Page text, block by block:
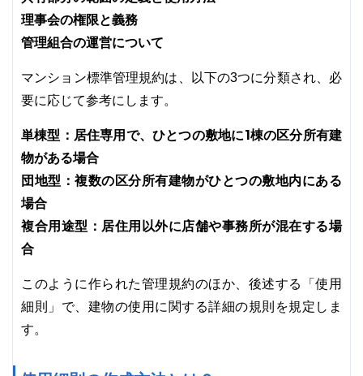
理事会の権限と義務
管理組合の運営について
マンション標準管理規約は、以下の3つに分類され、必
要に応じて参考にします。
単棟型：居住専用で、ひとつの敷地に1棟の区分所有建
物がある場合
団地型：複数の区分所有建物がひとつの敷地内にある
場合
複合用途型：居住用以外に店舗や事務所が混在する場
合
このように作られた管理規約のほか、後述する「使用
細則」で、建物の使用に関する詳細の規則を規定しま
す。